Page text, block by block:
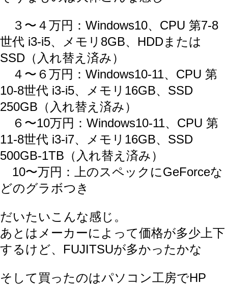
３〜４万円：Windows10、CPU 第7-8
世代 i3-i5、メモリ8GB、HDDまたは
SSD（入れ替え済み）
４〜６万円：Windows10-11、CPU 第
10-8世代 i3-i5、メモリ16GB、SSD
250GB（入れ替え済み）
６〜10万円：Windows10-11、CPU 第
11-8世代 i3-i7、メモリ16GB、SSD
500GB-1TB（入れ替え済み）
10〜万円：上のスペックにGeForceな
どのグラボつき
だいたいこんな感じ。
あとはメーカーによって価格が多少上下
するけど、FUJITSUが多かったかな
そして買ったのはパソコン工房でHP